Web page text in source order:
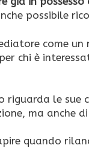
possibile
come
chi è
le sue
ma
quando